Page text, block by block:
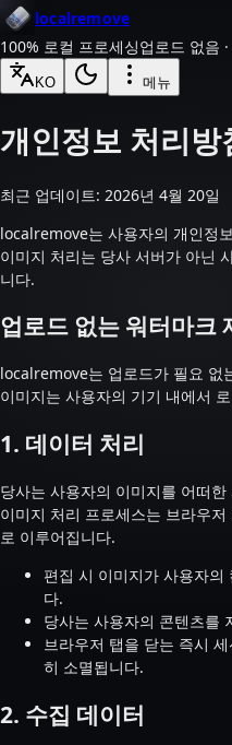
localremove
100% 로컬 프로세싱업로드 없음
KO 메뉴
개인정보 처리방
최근 업데이트: 2026년 4월 20일
localremove는 사용자의 개인정
이미지 처리는 당사 서버가 아닌
니다.
업로드 없는 워터마크
localremove는 업로드가 필요 없
이미지는 사용자의 기기 내에서
1. 데이터 처리
당사는 사용자의 이미지를 어떠
이미지 처리 프로세스는 브라우
로 이루어집니다.
편집 시 이미지가 사용자의
다.
당사는 사용자의 콘텐츠를
브라우저 탭을 닫는 즉시
히 소멸됩니다.
2. 수집 데이터